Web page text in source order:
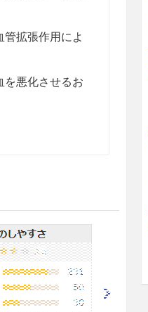
拡張作用によ
を悪化させるお
回に分割経口投
が通常成人1